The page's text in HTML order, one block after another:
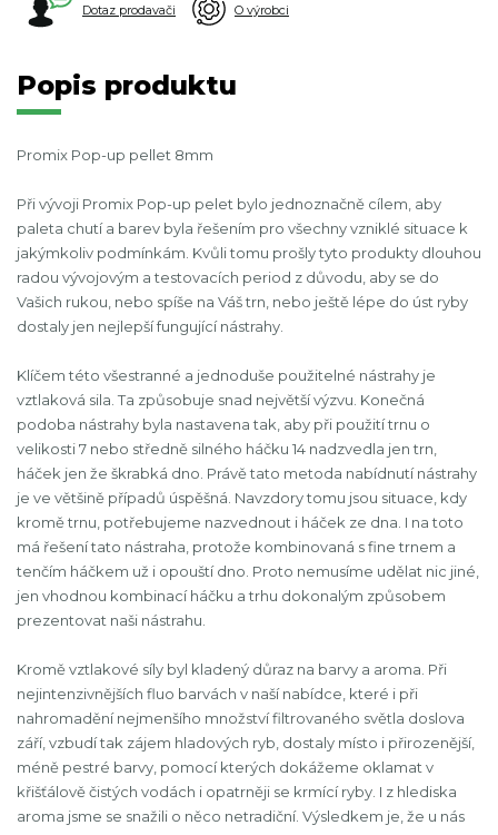
Dotaz prodavači O výrobci
Popis produktu
Promix Pop-up pellet 8mm
Při vývoji Promix Pop-up pelet bylo jednoznačně cílem, aby
paleta chutí a barev byla řešením pro všechny vzniklé situace k
jakýmkoliv podmínkám. Kvůli tomu prošly tyto produkty dlouhou
radou vývojovým a testovacích period z důvodu, aby se do
Vašich rukou, nebo spíše na Váš trn, nebo ještě lépe do úst ryby
dostaly jen nejlepší fungující nástrahy.
Klíčem této všestranné a jednoduše použitelné nástrahy je
vztlaková sila. Ta způsobuje snad největší výzvu. Konečná
podoba nástrahy byla nastavena tak, aby při použití trnu o
velikosti 7 nebo středně silného háčku 14 nadzvedla jen trn,
háček jen že škrabká dno. Právě tato metoda nabídnutí nástrahy
je ve většině případů úspěšná. Navzdory tomu jsou situace, kdy
kromě trnu, potřebujeme nazvednout i háček ze dna. I na toto
má řešení tato nástraha, protože kombinovaná s fine trnem a
tenčím háčkem už i opouští dno. Proto nemusíme udělat nic jiné,
jen vhodnou kombinací háčku a trhu dokonalým způsobem
prezentovat naši nástrahu.
Kromě vztlakové síly byl kladený důraz na barvy a aroma. Při
nejintenzivnějších fluo barvách v naší nabídce, které i při
nahromadění nejmenšího množství filtrovaného světla doslova
září, vzbudí tak zájem hladových ryb, dostaly místo i přirozenější,
méně pestré barvy, pomocí kterých dokážeme oklamat v
křišťálově čistých vodách i opatrněji se krmící ryby. I z hlediska
aroma jsme se snažili o něco netradiční. Výsledkem je, že u nás